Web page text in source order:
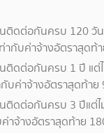
ติดต่อกันครบ 120 วั
ากับค่าจ้างอัตราสุดท้
ติดต่อกันครบ 1 ปี แต่
กับค่าจ้างอัตราสุดท้าย
ติดต่อกันครบ 3 ปีแต่
ค่าจ้างอัตราสุดท้าย